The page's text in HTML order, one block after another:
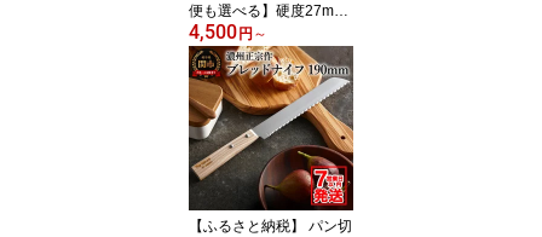
便も選べる】硬度27mg/
L 超軟水 ミネラルウォー
ター500ml ピュアの森 S
8-14／送料無料 ペットボ
トル 天然水 飲料水 24本
～576本 水 長良川 名水
国産 オゾン殺菌 保存用
ローリングストック 災害
対策 非常用 備蓄
4,500円 ～
【ふるさと納税】 パン切